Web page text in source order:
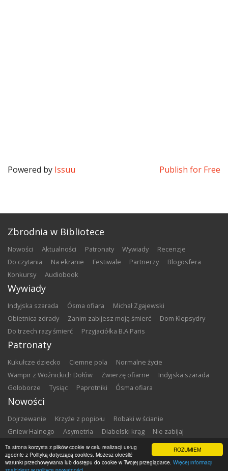
ROZUMIEM
Ta strona korzysta z plików cookie w celu realizacji usług
zgodnie z Polityką dotyczącą cookies. Możesz określić
warunki przechowywania lub dostępu do cookie w Twojej przeglądarce. Więcej informacji
Powered by Issuu Publish for Free
Zbrodnia w Bibliotece
nowości aktualności patronaty wywiady
recenzje
do czytania
na ekranie festiwale partnerzy
blogosfera
konkursy
audiobook
Wywiady
Indyjska szarada Ósma ofiara
Michał Zgajewski
Obietnica zdrady
Zanim zabijesz moją śmierć
Dom Klepsydry
Do trzech razy śmierć
Przyjaciółka B.A.Paris
Patronaty
Kukułcze dziecko Ciemne pola
Normalne życie
Wampir z Woźnickich Dołów
Zwierzę ofiarne
Indyjska szarada
Gołoborze
Tysiąc Paprotniki Ósma ofiara
Nowości
Dojrzewanie Krzyże z popiołu
Robaki w ścianie
Gniew Halnego
Asymetria Diabelski krąg
Nie zabijaj
Dowody zbrodni
Zemsta Matki chrzestne
Copyright ©2026Zbrodnia w Bibliotece